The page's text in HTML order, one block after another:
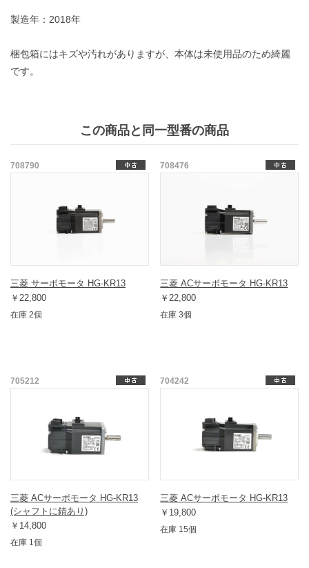
製造年：2018年
梱包箱にはキズや汚れがありますが、本体は未使用品のため綺麗
です。
この商品と同一型番の商品
708790
三菱 サーボモータ HG-KR13
￥22,800
在庫 2個
708476
三菱 ACサーボモータ HG-KR13
￥22,800
在庫 3個
705212
三菱 ACサーボモータ HG-KR13
(シャフトに錆あり)
￥14,800
在庫 1個
704242
三菱 ACサーボモータ HG-KR13
￥19,800
在庫 15個